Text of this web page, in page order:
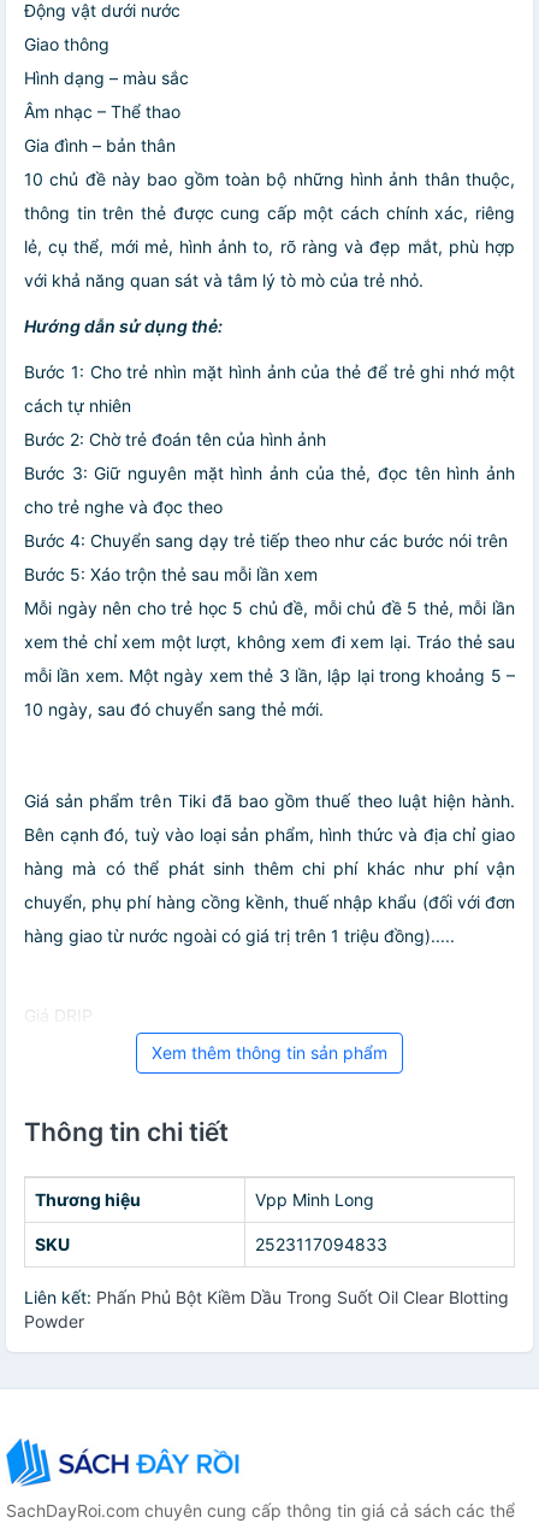
Động vật dưới nước
Giao thông
Hình dạng – màu sắc
Âm nhạc – Thể thao
Gia đình – bản thân
10 chủ đề này bao gồm toàn bộ những hình ảnh thân thuộc,
thông tin trên thẻ được cung cấp một cách chính xác, riêng
lẻ, cụ thể, mới mẻ, hình ảnh to, rõ ràng và đẹp mắt, phù hợp
với khả năng quan sát và tâm lý tò mò của trẻ nhỏ.
Hướng dẫn sử dụng thẻ:
Bước 1: Cho trẻ nhìn mặt hình ảnh của thẻ để trẻ ghi nhớ một
cách tự nhiên
Bước 2: Chờ trẻ đoán tên của hình ảnh
Bước 3: Giữ nguyên mặt hình ảnh của thẻ, đọc tên hình ảnh
cho trẻ nghe và đọc theo
Bước 4: Chuyển sang dạy trẻ tiếp theo như các bước nói trên
Bước 5: Xáo trộn thẻ sau mỗi lần xem
Mỗi ngày nên cho trẻ học 5 chủ đề, mỗi chủ đề 5 thẻ, mỗi lần
xem thẻ chỉ xem một lượt, không xem đi xem lại. Tráo thẻ sau
mỗi lần xem. Một ngày xem thẻ 3 lần, lập lại trong khoảng 5 –
10 ngày, sau đó chuyển sang thẻ mới.
Giá sản phẩm trên Tiki đã bao gồm thuế theo luật hiện hành.
Bên cạnh đó, tuỳ vào loại sản phẩm, hình thức và địa chỉ giao
hàng mà có thể phát sinh thêm chi phí khác như phí vận
chuyển, phụ phí hàng cồng kềnh, thuế nhập khẩu (đối với đơn
hàng giao từ nước ngoài có giá trị trên 1 triệu đồng).....
Giá DRIP
Xem thêm thông tin sản phẩm
Thông tin chi tiết
Thương hiệu Vpp Minh Long
SKU 2523117094833
Liên kết: Phấn Phủ Bột Kiềm Dầu Trong Suốt Oil Clear Blotting
Powder
SachDayRoi.com chuyên cung cấp thông tin giá cả sách các thể